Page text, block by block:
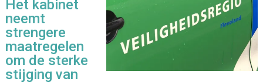
Het kabinet
neemt
strengere
maatregelen
om de sterke
stijging van